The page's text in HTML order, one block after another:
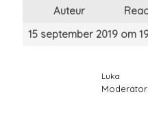
Auteur
15 september 2019 om
Luka
Moderator